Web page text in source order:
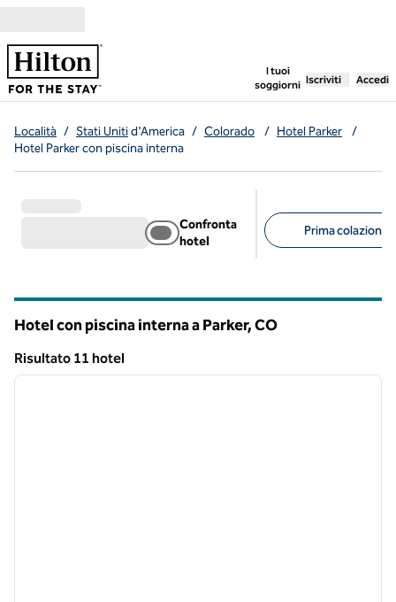
I tuoi
soggiorni
, apre una
Iscriviti Accedi
Località / Stati Unitid'America / Colorado / Hotel Parker
/
Hotel Parker con piscina interna
Confronta
hotel
Prima colazione
Hotel con piscina interna a Parker,CO
Risultato 11 hotel
Risultato 11 hotel
1 di 12